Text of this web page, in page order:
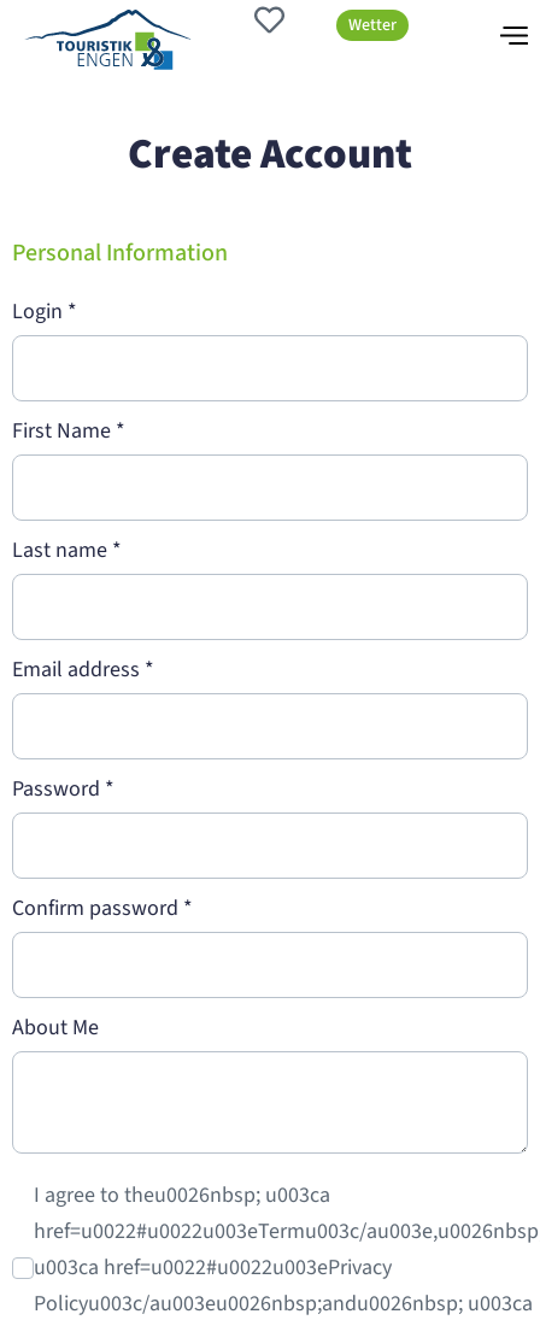
Wetter
Create Account
Personal Information
Login *
First Name *
Last name *
Email address *
Password *
Confirm password *
About Me
I agree to theu0026nbsp; u003ca
href=u0022#u0022u003eTermu003c/
u003ca href=u0022#u0022u003ePrivacy
Policyu003c/au003eu0026nbsp;andu0026nbsp; u003ca